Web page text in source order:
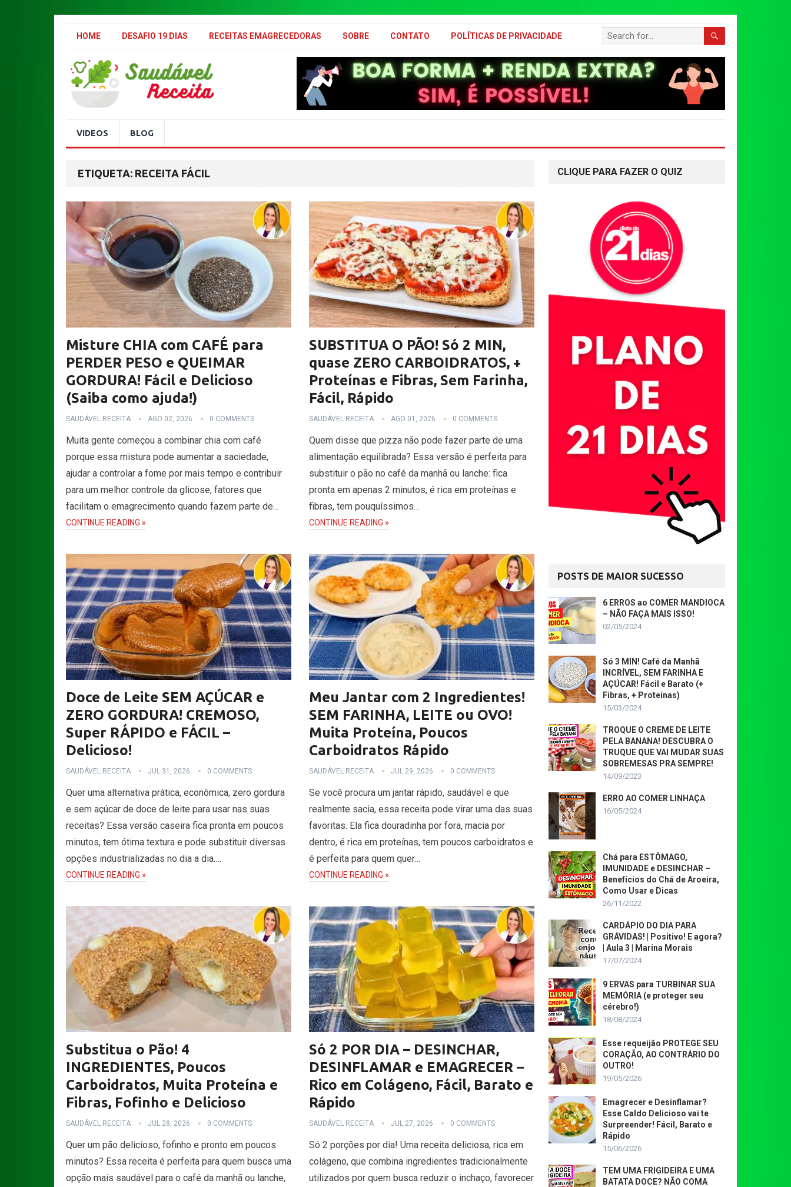
.
HOME DESAFIO 19 DIAS RECEITAS EMAGRECEDORAS SOBRE CONTATO POLÍTICAS DE PRIVACIDADE
VIDEOS BLOG
ETIQUETA: RECEITA FÁCIL
Misture CHIA com CAFÉ para
PERDER PESO e QUEIMAR
GORDURA! Fácil e Delicioso
(Saiba como ajuda!)
SAUDÁVEL RECEITA AGO 02, 2026 0 COMMENTS
Muita gente começou a combinar chia com café
porque essa mistura pode aumentar a saciedade,
ajudar a controlar a fome por mais tempo e contribuir
para um melhor controle da glicose, fatores que
facilitam o emagrecimento quando fazem parte de…
CONTINUE READING »
SUBSTITUA O PÃO! Só 2 MIN,
quase ZERO CARBOIDRATOS, +
Proteínas e Fibras, Sem Farinha,
Fácil, Rápido
SAUDÁVEL RECEITA AGO 01, 2026 0 COMMENTS
Quem disse que pizza não pode fazer parte de uma
alimentação equilibrada? Essa versão é perfeita para
substituir o pão no café da manhã ou lanche: fica
pronta em apenas 2 minutos, é rica em proteínas e
fibras, tem pouquíssimos…
CONTINUE READING »
Doce de Leite SEM AÇÚCAR e
ZERO GORDURA! CREMOSO,
Super RÁPIDO e FÁCIL –
Delicioso!
SAUDÁVEL RECEITA JUL 31, 2026 0 COMMENTS
Quer uma alternativa prática, econômica, zero gordura
e sem açúcar de doce de leite para usar nas suas
receitas? Essa versão caseira fica pronta em poucos
minutos, tem ótima textura e pode substituir diversas
opções industrializadas no dia a dia.…
CONTINUE READING »
Meu Jantar com 2 Ingredientes!
SEM FARINHA, LEITE ou OVO!
Muita Proteína, Poucos
Carboidratos Rápido
SAUDÁVEL RECEITA JUL 29, 2026 0 COMMENTS
Se você procura um jantar rápido, saudável e que
realmente sacia, essa receita pode virar uma das suas
favoritas. Ela fica douradinha por fora, macia por
dentro, é rica em proteínas, tem poucos carboidratos e
é perfeita para quem quer…
CONTINUE READING »
Substitua o Pão! 4
INGREDIENTES, Poucos
Carboidratos, Muita Proteína e
Fibras, Fofinho e Delicioso
SAUDÁVEL RECEITA JUL 28, 2026 0 COMMENTS
Quer um pão delicioso, fofinho e pronto em poucos
minutos? Essa receita é perfeita para quem busca uma
opção mais saudável para o café da manhã ou lanche,
Só 2 POR DIA – DESINCHAR,
DESINFLAMAR e EMAGRECER –
Rico em Colágeno, Fácil, Barato e
Rápido
SAUDÁVEL RECEITA JUL 27, 2026 0 COMMENTS
Só 2 porções por dia! Uma receita deliciosa, rica em
colágeno, que combina ingredientes tradicionalmente
utilizados por quem busca reduzir o inchaço, favorecer
CLIQUE PARA FAZER O QUIZ
POSTS DE MAIOR SUCESSO
6 ERROS ao COMER MANDIOCA
– NÃO FAÇA MAIS ISSO!
02/05/2024
Só 3 MIN! Café da Manhã
INCRÍVEL, SEM FARINHA E
AÇÚCAR! Fácil e Barato (+
Fibras, + Proteínas)
15/03/2024
TROQUE O CREME DE LEITE
PELA BANANA! DESCUBRA O
TRUQUE QUE VAI MUDAR SUAS
SOBREMESAS PRA SEMPRE!
14/09/2023
ERRO AO COMER LINHAÇA
16/05/2024
Chá para ESTÔMAGO,
IMUNIDADE e DESINCHAR –
Benefícios do Chá de Aroeira,
Como Usar e Dicas
26/11/2022
CARDÁPIO DO DIA PARA
GRÁVIDAS! | Positivo! E agora?
| Aula 3 | Marina Morais
17/07/2024
9 ERVAS para TURBINAR SUA
MEMÓRIA (e proteger seu
cérebro!)
18/08/2024
Esse requeijão PROTEGE SEU
CORAÇÃO, AO CONTRÁRIO DO
OUTRO!
19/05/2026
Emagrecer e Desinflamar?
Esse Caldo Delicioso vai te
Surpreender! Fácil, Barato e
Rápido
15/06/2026
TEM UMA FRIGIDEIRA E UMA
BATATA DOCE? NÃO COMA